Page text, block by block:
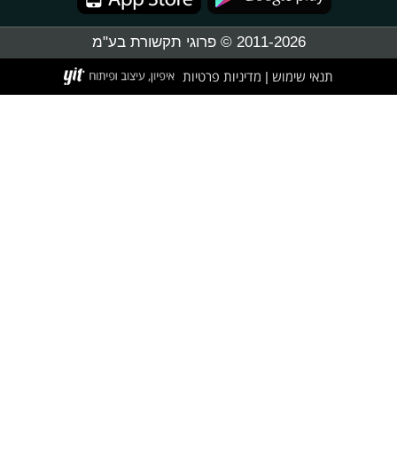
2011-2026 © פרוגי תקשורת בע"מ
תנאי שימוש מדיניות פרטיות